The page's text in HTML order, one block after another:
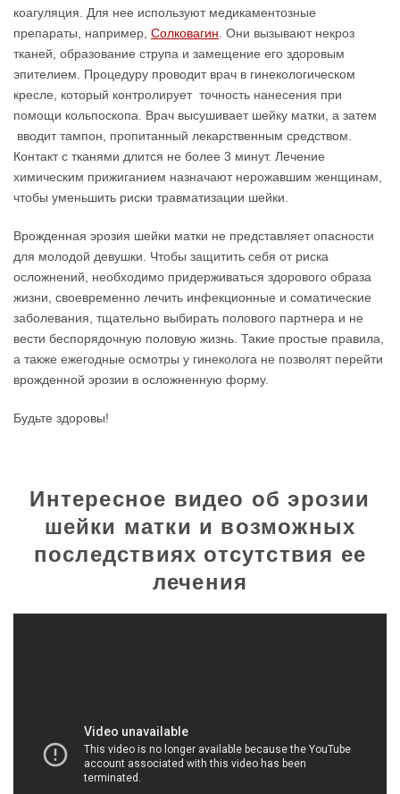
коагуляция. Для нее используют медикаментозные
препараты, например, Солковагин . Они вызывают некроз
тканей, образование струпа и замещение его здоровым
эпителием. Процедуру проводит врач в гинекологическом
кресле, который контролирует точность нанесения при
помощи кольпоскопа. Врач высушивает шейку матки, а затем
вводит тампон, пропитанный лекарственным средством.
Контакт с тканями длится не более 3 минут. Лечение
химическим прижиганием назначают нерожавшим женщинам,
чтобы уменьшить риски травматизации шейки.
Врожденная эрозия шейки матки не представляет опасности
для молодой девушки. Чтобы защитить себя от риска
осложнений, необходимо придерживаться здорового образа
жизни, своевременно лечить инфекционные и соматические
заболевания, тщательно выбирать полового партнера и не
вести беспорядочную половую жизнь. Такие простые правила,
а также ежегодные осмотры у гинеколога не позволят перейти
врожденной эрозии в осложненную форму.
Будьте здоровы!
Интересное видео об эрозии
шейки матки и возможных
последствиях отсутствия ее
лечения